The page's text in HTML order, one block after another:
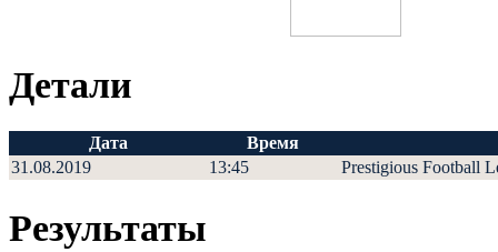
Детали
Дата
Время
31.08.2019
13:45 Prestigious Football
Результаты